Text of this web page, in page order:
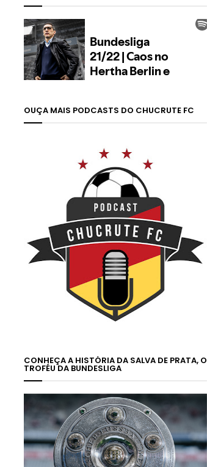
OUÇA MAIS PODCASTS DO CHUCRUTE FC
CONHEÇA A HISTÓRIA DA SALVA DE PRATA, O
TROFÉU DA BUNDESLIGA